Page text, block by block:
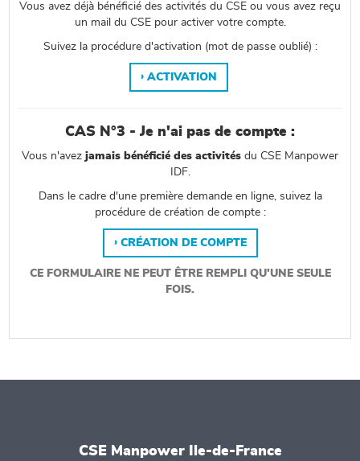
Vous avez déjà bénéficié des activités du CSE ou vous avez reçu
un mail du CSE pour activer votre compte.
Suivez la procédure d'activation (mot de passe oublié) :
ACTIVATION
CAS N°3 - Je n'ai pas de compte :
Vous n'avez jamais bénéficié des activités du CSE Manpower
IDF.
Dans le cadre d'une première demande en ligne, suivez la
procédure de création de compte :
CRÉATION DE COMPTE
CE FORMULAIRE NE PEUT ÊTRE REMPLI QU'UNE SEULE
FOIS.
CSE Manpower Ile-de-France